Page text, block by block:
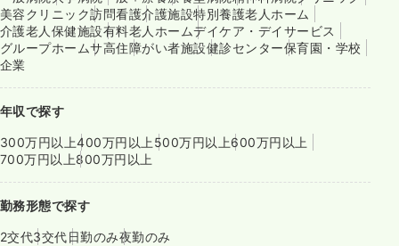
美容クリニック訪問看護介護施設特別養護老人ホーム
介護老人保健施設有料老人ホームデイケア・デイサービス
グループホームサ高住障がい者施設健診センター保育園・学校
企業
年収で探す
300万円以上400万円以上500万円以上600万円以上
700万円以上800万円以上
勤務形態で探す
2交代3交代日勤のみ夜勤のみ